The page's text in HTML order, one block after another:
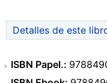
Detalles de este
ISBN Papel.: